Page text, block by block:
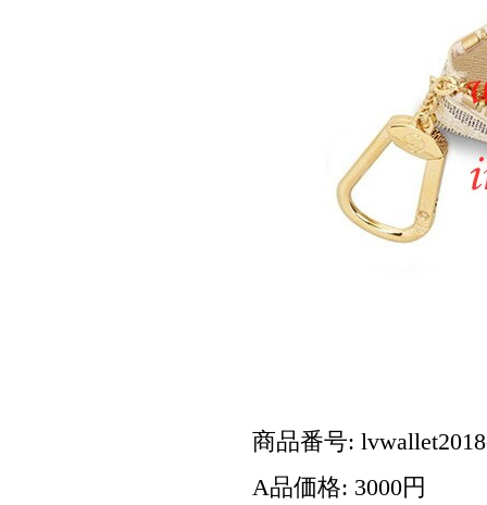
商品番号:
A品価格: 3000円